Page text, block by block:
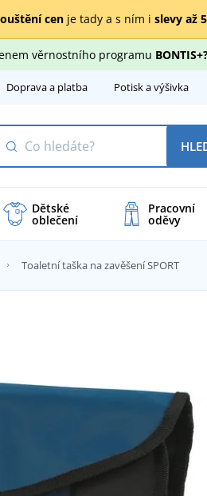
cenje tady a s ním i slevy až
věrnostního programu
Doprava a platba Potisk a výšivka
Dětské
oblečení
Pracovní
oděvy
Toaletní taška na zavěšení SPORT